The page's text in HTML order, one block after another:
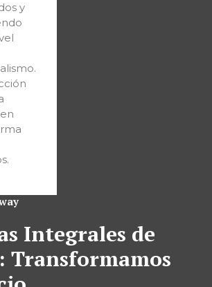
Integrales de
Transformamos
y